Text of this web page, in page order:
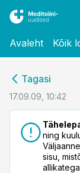
Avaleht Kõik
Tagasi
17.09.09, 10:42
ning
sisu,